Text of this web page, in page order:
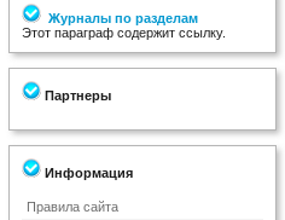
Журналы по разделам
Этот параграф содержит ссылку.
Партнеры
Информация
Правила сайта